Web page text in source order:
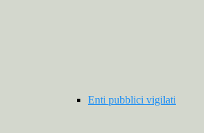
Enti pubblici vigilati